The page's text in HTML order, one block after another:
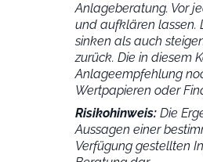
Anlageberatung. Vor
und aufklären lassen.
sinken als auch
zurück. Die in diesem
Anlageempfehlung
Wertpapieren oder
Risikohinweis: Die
Aussagen einer
Verfügung gestellten